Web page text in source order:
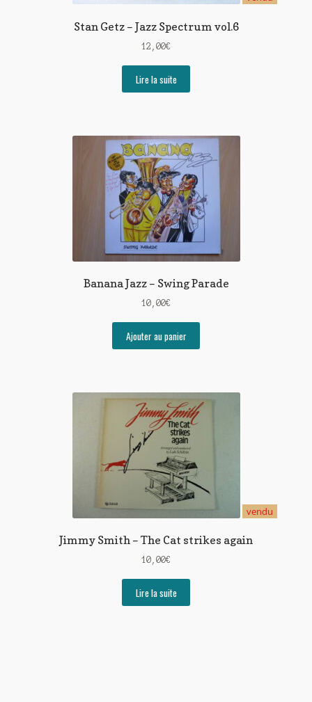
Stan Getz – Jazz Spectrum vol.6
12,00€
Lire la suite
Banana Jazz – Swing Parade
10,00€
Ajouter au panier
vendu
Jimmy Smith – The Cat strikes again
10,00€
Lire la suite